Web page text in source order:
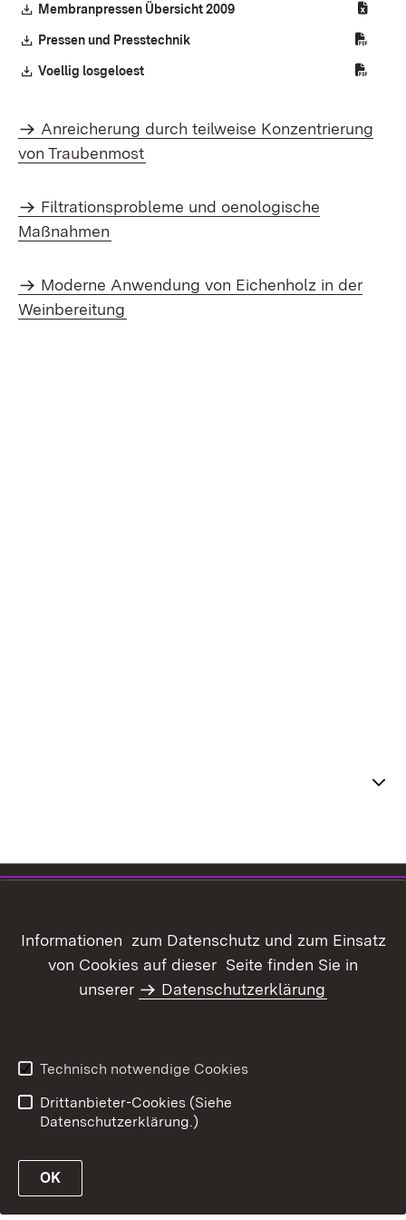
Download:
Membranpressen Übersicht 2009(Öffnet in neuem Fenster)
Download:
Pressen und Presstechnik(Öffnet in neuem Fenster)
Download:
Voellig losgeloest(Öffnet in neuem Fenster)
Anreicherung durch teilweise Konzentrierung
von Traubenmost
Filtrationsprobleme und oenologische
Maßnahmen
Moderne Anwendung von Eichenholz in der
Weinbereitung
Barrierefreiheit
Benutzungshinweise
Informationssicherheit
Informationen zum Datenschutz und zum Einsatz
von Cookies auf dieser Seite finden Sie in
unserer
Datenschutzerklärung
Technisch notwendige Cookies
Drittanbieter-Cookies (Siehe
Datenschutzerklärung.)
OK